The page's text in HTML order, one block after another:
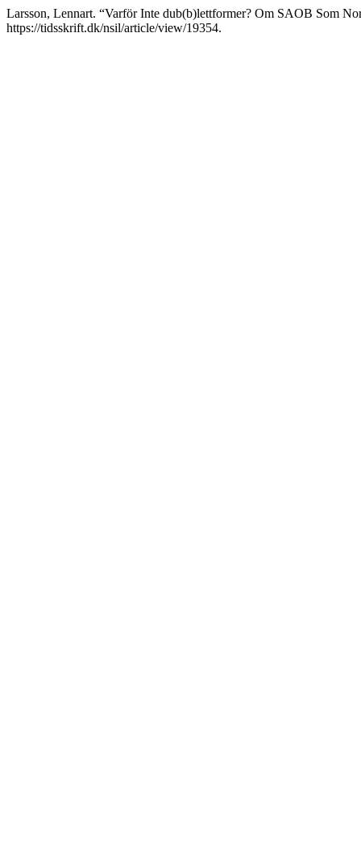
Larsson, Lennart. “Varför Inte dub(b)lettformer? Om SAOB Som
https://tidsskrift.dk/nsil/article/view/19354.